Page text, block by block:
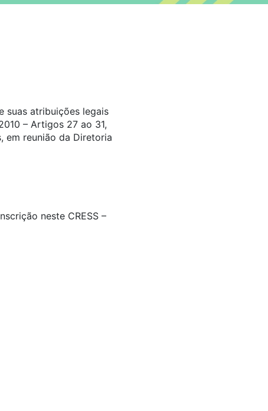
suas atribuições legais
– Artigos 27 ao 31,
em reunião da Diretoria
neste CRESS –